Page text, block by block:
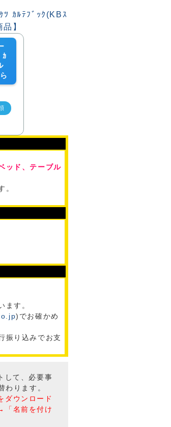
ｶ
ッド、テーブル
。
ます。
)でお確かめ
振り込みでお支
して、必要事
ります。
ダウンロード
「名前を付け